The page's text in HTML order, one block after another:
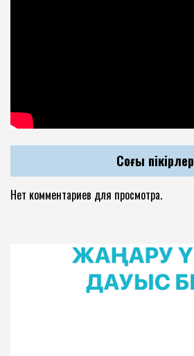
Соңғы пікірлер
Нет комментариев для просмотра.